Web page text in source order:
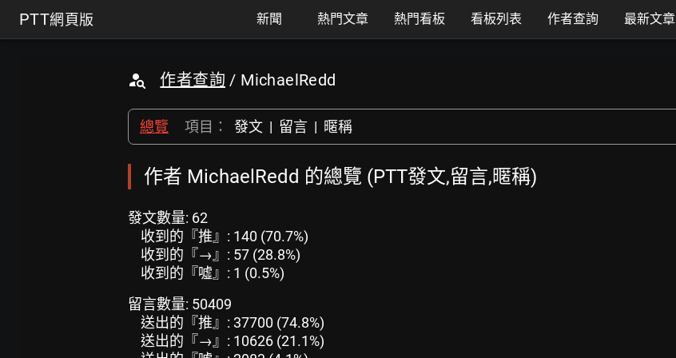
PTT網頁版 新聞 熱門文章 熱門看板 看板列表 作者查詢 最新文章
作者查詢 / MichaelRedd
總覽 項目： 發文 | 留言 | 暱稱
作者 MichaelRedd 的總覽 (PTT發文,留言,暱稱)
發文數量: 62
收到的『推』: 140 (70.7%)
收到的『→』: 57 (28.8%)
收到的『噓』: 1 (0.5%)
留言數量: 50409
送出的『推』: 37700 (74.8%)
送出的『→』: 10626 (21.1%)